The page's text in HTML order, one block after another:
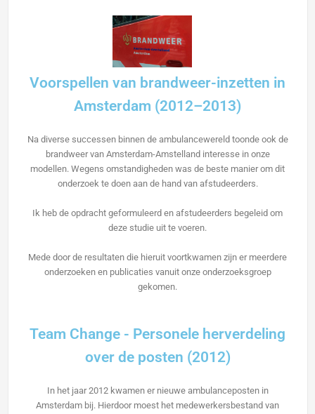
Voorspellen van brandweer-inzetten in
Amsterdam (2012–2013)
Na diverse successen binnen de ambulancewereld toonde ook de
brandweer van Amsterdam-Amstelland interesse in onze
modellen. Wegens omstandigheden was de beste manier om dit
onderzoek te doen aan de hand van afstudeerders.
Ik heb de opdracht geformuleerd en afstudeerders begeleid om
deze studie uit te voeren.
Mede door de resultaten die hieruit voortkwamen zijn er meerdere
onderzoeken en publicaties vanuit onze onderzoeksgroep
gekomen.
Team Change - Personele herverdeling
over de posten (2012)
In het jaar 2012 kwamen er nieuwe ambulanceposten in
Amsterdam bij. Hierdoor moest het medewerkersbestand van